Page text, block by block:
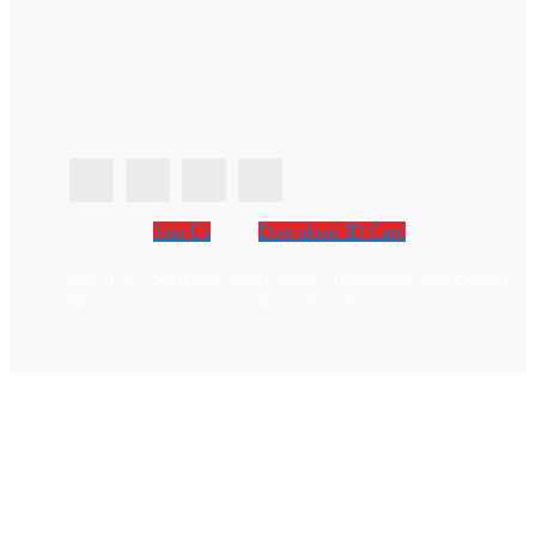
Join Us Download ID Card